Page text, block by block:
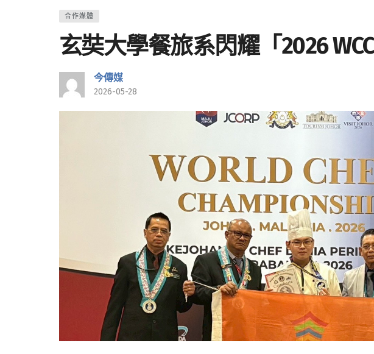
合作媒體
玄奘大學餐旅系閃耀「2026
今傳媒
2026-05-28